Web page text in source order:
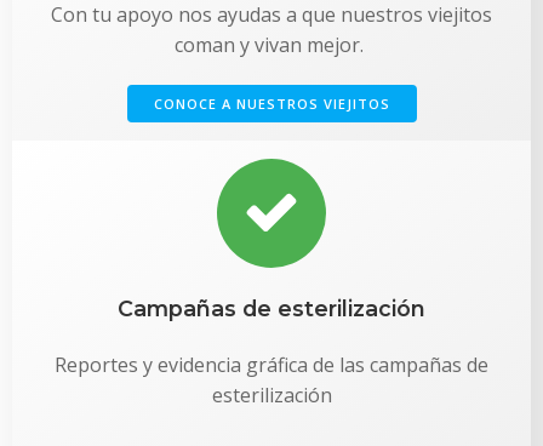
Con tu apoyo nos ayudas a que nuestros viejitos
coman y vivan mejor.
CONOCE A NUESTROS VIEJITOS
Campañas de esterilización
Reportes y evidencia gráfica de las campañas de
esterilización